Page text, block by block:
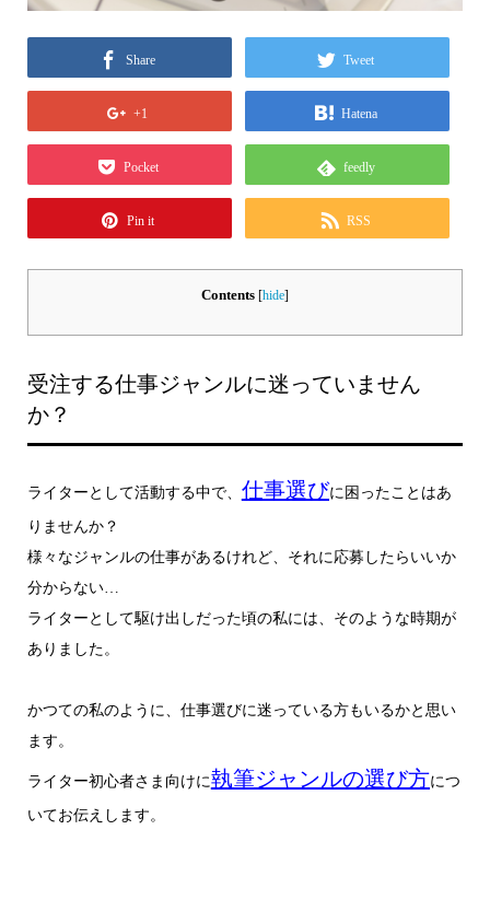
Share Tweet
+1 Hatena
Pocket feedly
Pin it RSS
Contents [hide]
受注する仕事ジャンルに迷っていません
か？
ライターとして活動する中で、 仕事選びに困ったことはあ
りませんか？
様々なジャンルの仕事があるけれど、それに応募したらいいか
分からない…
ライターとして駆け出しだった頃の私には、そのような時期が
ありました。
かつての私のように、仕事選びに迷っている方もいるかと思い
ます。
ライター初心者さま向けに執筆ジャンルの選び方につ
いてお伝えします。